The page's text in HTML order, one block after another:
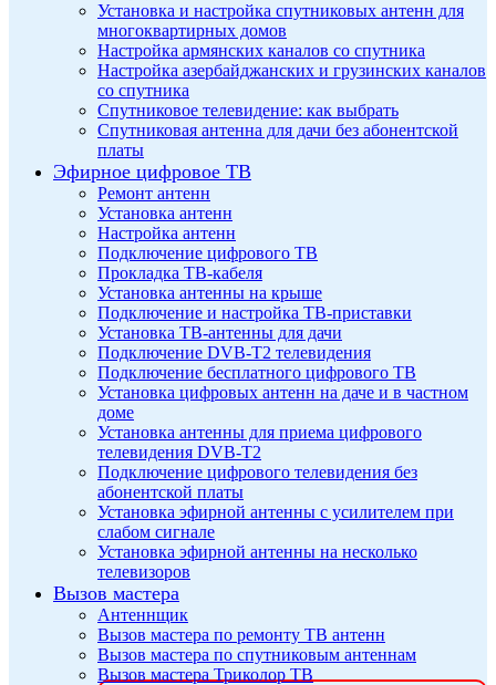
Установка и настройка спутниковых антенн для
многоквартирных домов
Настройка армянских каналов со спутника
Настройка азербайджанских и грузинских каналов
со спутника
Спутниковое телевидение: как выбрать
Спутниковая антенна для дачи без абонентской
платы
Эфирное цифровое ТВ
Ремонт антенн
Установка антенн
Настройка антенн
Подключение цифрового ТВ
Прокладка ТВ-кабеля
Установка антенны на крыше
Подключение и настройка ТВ-приставки
Установка ТВ-антенны для дачи
Подключение DVB-T2 телевидения
Подключение бесплатного цифрового ТВ
Установка цифровых антенн на даче и в частном
доме
Установка антенны для приема цифрового
телевидения DVB-T2
Подключение цифрового телевидения без
абонентской платы
Установка эфирной антенны с усилителем при
слабом сигнале
Установка эфирной антенны на несколько
телевизоров
Вызов мастера
Антеннщик
Вызов мастера по ремонту ТВ антенн
Вызов мастера по спутниковым антеннам
Вызов мастера Триколор ТВ